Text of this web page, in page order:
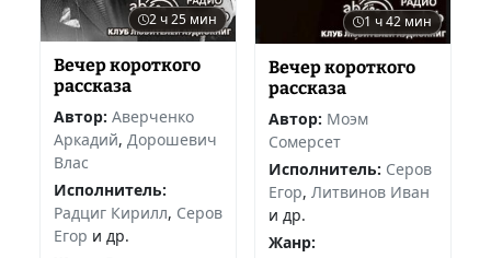
2 ч 25 мин
Вечер короткого
рассказа
Автор: Аверченко
Аркадий, Дорошевич
Влас
Исполнитель:
Радциг Кирилл, Серов
Егор и др.
1 ч 42 мин
Вечер короткого
рассказа
Автор: Моэм
Сомерсет
Исполнитель: Серов
Егор, Литвинов Иван
и др.
Жанр: